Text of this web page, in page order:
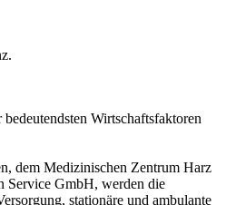
Wirtschaftsfaktoren
dem Medizinischen Zentrum Harz
GmbH, werden die
stationäre und ambulante